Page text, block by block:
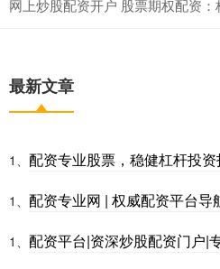
网上炒股配资开户 股票期权配资
最新文章
1、 配资专业股票，稳健杠杆投
1、 配资专业网 | 权威配资平台导
1、 配资平台|资深炒股配资门户|